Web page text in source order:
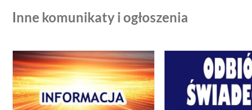
Inne komunikaty i ogłoszenia